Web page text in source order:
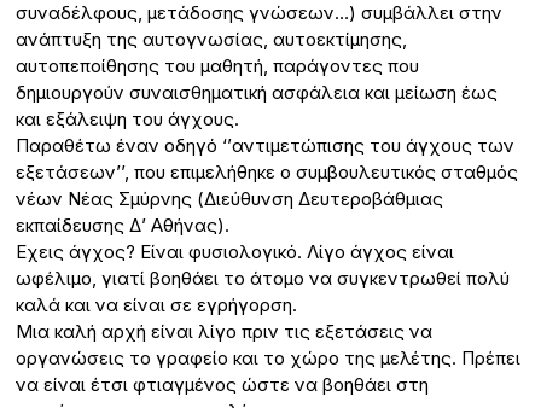
συναδέλφους, μετάδοσης γνώσεων…) συμβάλλει στην
ανάπτυξη της αυτογνωσίας, αυτοεκτίμησης,
αυτοπεποίθησης του μαθητή, παράγοντες που
δημιουργούν συναισθηματική ασφάλεια και μείωση έως
και εξάλειψη του άγχους.
Παραθέτω έναν οδηγό ‘’αντιμετώπισης του άγχους των
εξετάσεων’’, που επιμελήθηκε ο συμβουλευτικός σταθμός
νέων Νέας Σμύρνης (Διεύθυνση Δευτεροβάθμιας
εκπαίδευσης Δ’ Αθήνας).
Εχεις άγχος? Είναι φυσιολογικό. Λίγο άγχος είναι
ωφέλιμο, γιατί βοηθάει το άτομο να συγκεντρωθεί πολύ
καλά και να είναι σε εγρήγορση.
Μια καλή αρχή είναι λίγο πριν τις εξετάσεις να
οργανώσεις το γραφείο και το χώρο της μελέτης. Πρέπει
να είναι έτσι φτιαγμένος ώστε να βοηθάει στη